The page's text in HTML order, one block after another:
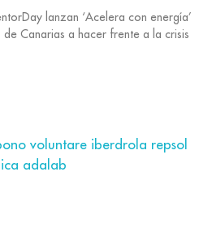
lanzan ‘Acelera con energía’
Canarias a hacer frente a la crisis